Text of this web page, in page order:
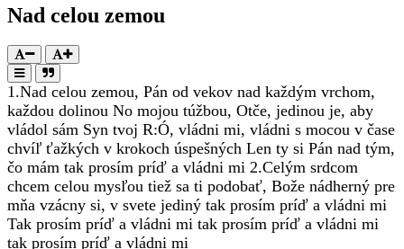
Nad celou zemou
1.Nad celou zemou, Pán od vekov nad každým vrchom,
každou dolinou No mojou túžbou, Otče, jedinou je, aby
vládol sám Syn tvoj R:Ó, vládni mi, vládni s mocou v čase
chvíľ ťažkých v krokoch úspešných Len ty si Pán nad tým,
čo mám tak prosím príď a vládni mi 2.Celým srdcom
chcem celou mysľou tiež sa ti podobať, Bože nádherný pre
mňa vzácny si, v svete jediný tak prosím príď a vládni mi
Tak prosím príď a vládni mi tak prosím príď a vládni mi
tak prosím príď a vládni mi